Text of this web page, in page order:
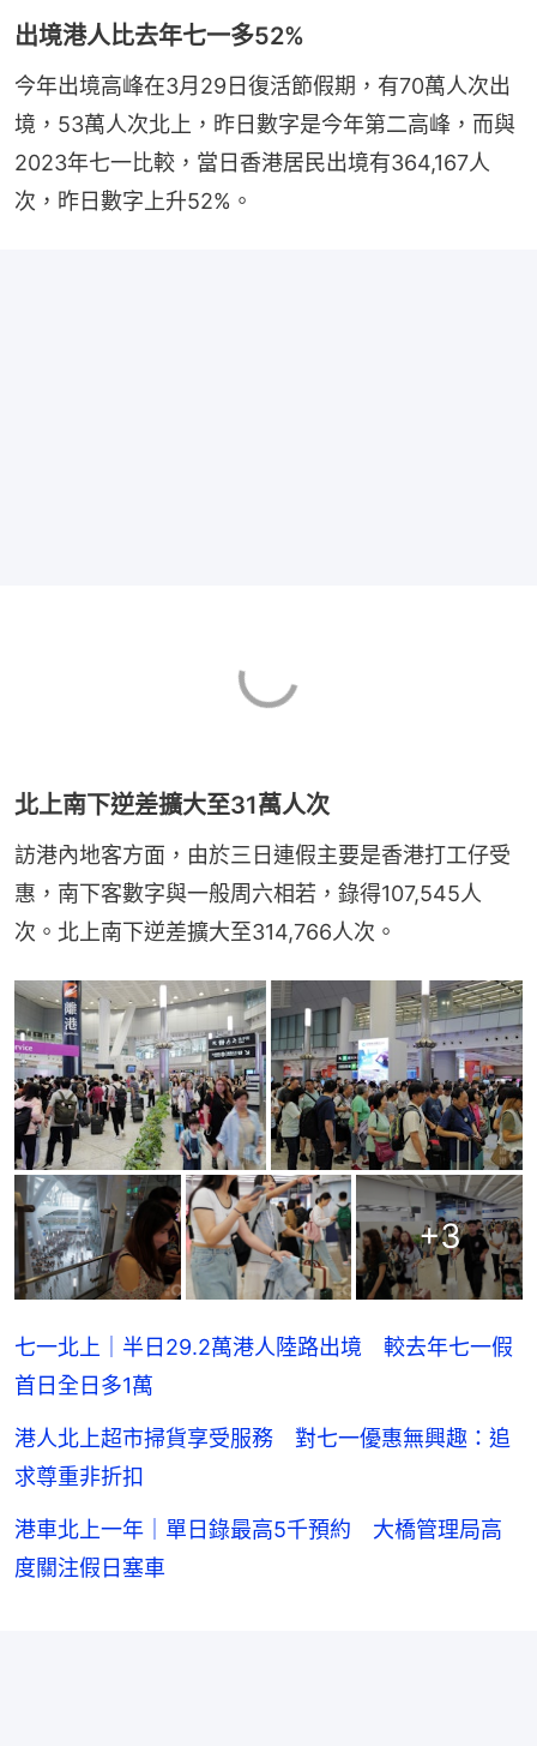
出境港人比去年七一多52%
今年出境高峰在3月29日復活節假期，有70萬人次出
境，53萬人次北上，昨日數字是今年第二高峰，而與
2023年七一比較，當日香港居民出境有364,167人
次，昨日數字上升52%。
北上南下逆差擴大至31萬人次
訪港內地客方面，由於三日連假主要是香港打工仔受
惠，南下客數字與一般周六相若，錄得107,545人
次。北上南下逆差擴大至314,766人次。
+3
七一北上｜半日29.2萬港人陸路出境 較去年七一假
首日全日多1萬
港人北上超市掃貨享受服務 對七一優惠無興趣：追
求尊重非折扣
港車北上一年｜單日錄最高5千預約 大橋管理局高
度關注假日塞車